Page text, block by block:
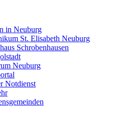
in Neuburg
St. Elisabeth Neuburg
Schrobenhausen
Neuburg
Notdienst